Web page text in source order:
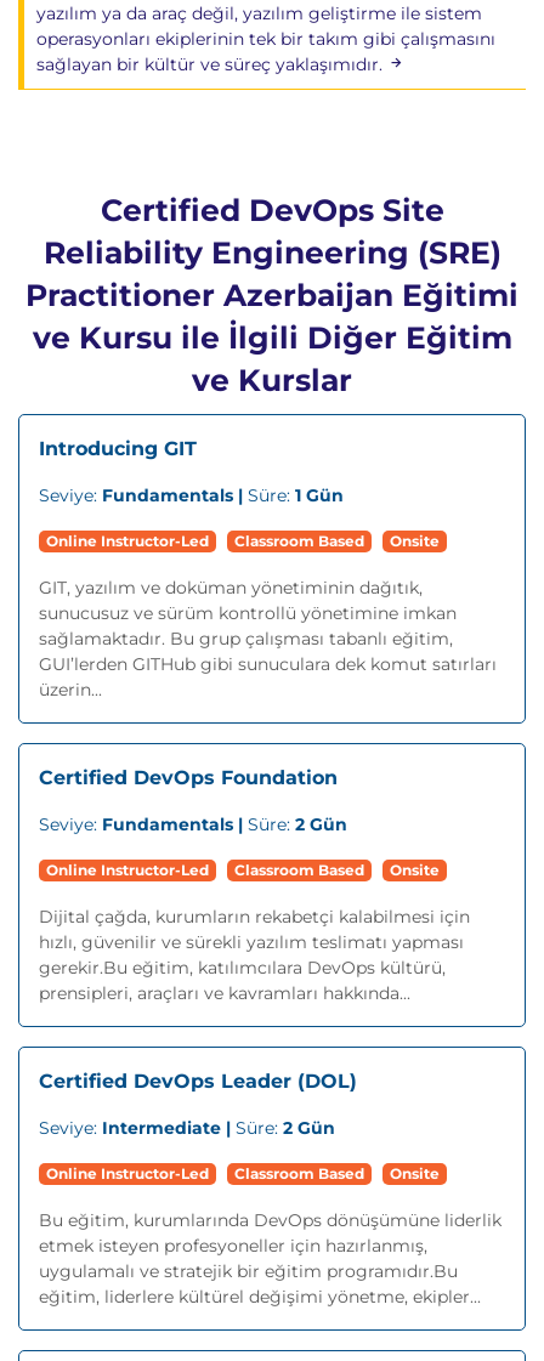
yazılım ya da araç değil, yazılım geliştirme ile sistem
operasyonları ekiplerinin tek bir takım gibi çalışmasını
sağlayan bir kültür ve süreç yaklaşımıdır.
Certified DevOps Site
Reliability Engineering (SRE)
Practitioner Azerbaijan Eğitimi
ve Kursu ile İlgili Diğer Eğitim
ve Kurslar
Introducing GIT
Seviye: Fundamentals | Süre: 1 Gün
Online Instructor-Led Classroom Based Onsite
GIT, yazılım ve doküman yönetiminin dağıtık,
sunucusuz ve sürüm kontrollü yönetimine imkan
sağlamaktadır. Bu grup çalışması tabanlı eğitim,
GUI’lerden GITHub gibi sunuculara dek komut satırları
üzerin...
Certified DevOps Foundation
Seviye: Fundamentals | Süre: 2 Gün
Online Instructor-Led Classroom Based Onsite
Dijital çağda, kurumların rekabetçi kalabilmesi için
hızlı, güvenilir ve sürekli yazılım teslimatı yapması
gerekir.Bu eğitim, katılımcılara DevOps kültürü,
prensipleri, araçları ve kavramları hakkında...
Certified DevOps Leader (DOL)
Seviye: Intermediate | Süre: 2 Gün
Online Instructor-Led Classroom Based Onsite
Bu eğitim, kurumlarında DevOps dönüşümüne liderlik
etmek isteyen profesyoneller için hazırlanmış,
uygulamalı ve stratejik bir eğitim programıdır.Bu
eğitim, liderlere kültürel değişimi yönetme, ekipler...